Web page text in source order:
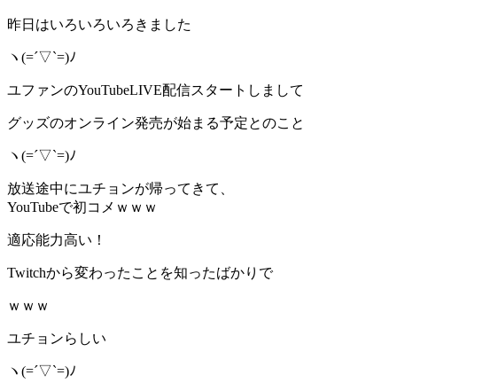
昨日はいろいろいろきました
ヽ(=´▽`=)ﾉ
ユファンのYouTubeLIVE配信スタートしまして
グッズのオンライン発売が始まる予定とのこと
ヽ(=´▽`=)ﾉ
放送途中にユチョンが帰ってきて、
YouTubeで初コメｗｗｗ
適応能力高い！
Twitchから変わったことを知ったばかりで
ｗｗｗ
ユチョンらしい
ヽ(=´▽`=)ﾉ